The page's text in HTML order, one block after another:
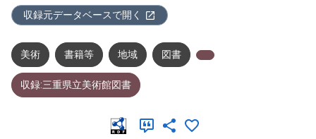
収録元データベースで開く
美術 書籍等 地域 図書
収録:三重県立美術館図書